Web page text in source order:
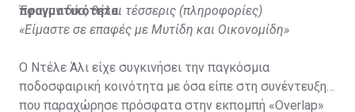
πραγματικότητα.
Έφυγαν δύο, θέλει τέσσερις (πληροφορίες)
«Είμαστε σε επαφές με Μυτίδη και Οικονομίδη»
Ο Ντέλε Άλι είχε συγκινήσει την παγκόσμια
ποδοσφαιρική κοινότητα με όσα είπε στη συνέντευξη
που παραχώρησε πρόσφατα στην εκπομπή «Overlap»